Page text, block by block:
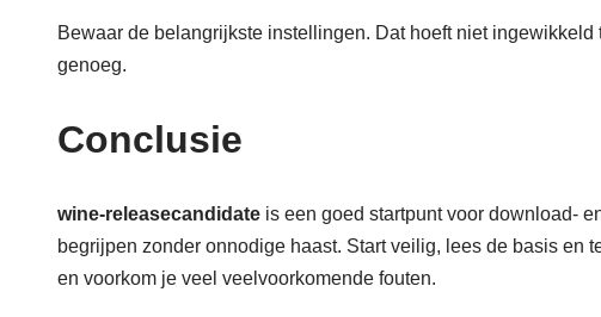
Bewaar de belangrijkste instellingen. Dat hoeft niet
genoeg.
Conclusie
wine-releasecandidateis een goed startpunt voor download-
begrijpen zonder onnodige haast. Start veilig, lees de basis en
en voorkom je veel veelvoorkomende fouten.